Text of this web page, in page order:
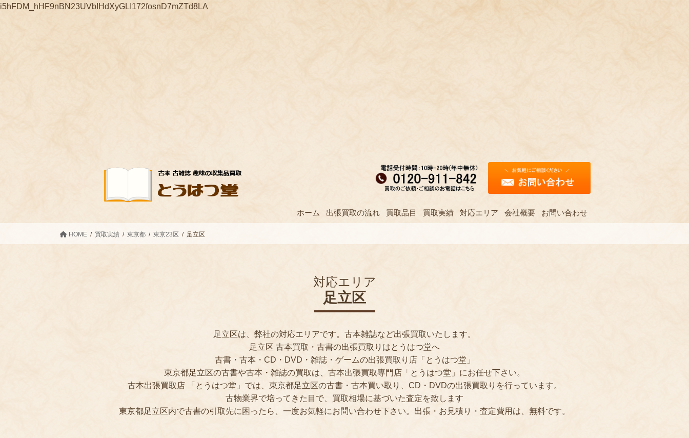
i5hFDM_hHF9nBN23UVbIHdXyGLI172fosnD7mZTd8LA
ホーム 出張買取の流れ 買取品目 買取実績 対応エリア 会社概要 お問い合わせ
HOME 買取実績 東京都 東京23区 足立区
対応エリア
足立区
足立区は、弊社の対応エリアです。古本雑誌など出張買取いたします。
足立区 古本買取・古書の出張買取りはとうはつ堂へ
古書・古本・CD・DVD・雑誌・ゲームの出張買取り店「とうはつ堂」
東京都足立区の古書や古本・雑誌の買取は、古本出張買取専門店「とうはつ堂」にお任せ下さい。
古本出張買取店 「とうはつ堂」では、東京都足立区の古書・古本買い取り、CD・DVDの出張買取りを行っています。
古物業界で培ってきた目で、買取相場に基づいた査定を致します
東京都足立区内で古書の引取先に困ったら、一度お気軽にお問い合わせ下さい。出張・お見積り・査定費用は、無料です。